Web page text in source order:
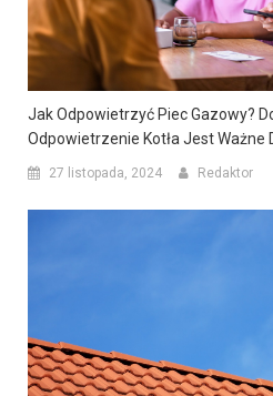
Jak Odpowietrzyć Piec Gazowy?
Odpowietrzenie Kotła Jest Ważne
27 listopada, 2024 Redaktor